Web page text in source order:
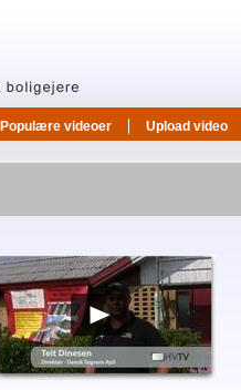
Populære videoer Upload video